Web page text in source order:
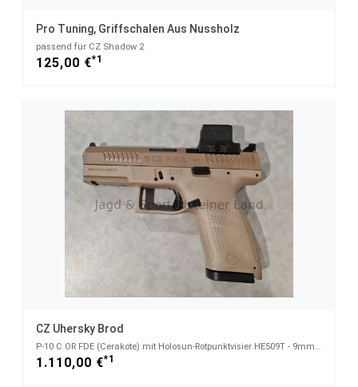
Pro Tuning, Griffschalen Aus Nussholz
passend für CZ Shadow 2
125,00 €*1
CZ Uhersky Brod
P-10 C OR FDE (Cerakote) mit Holosun-Rotpunktvisier HE509T - 9mmLuger
1.110,00 €*1